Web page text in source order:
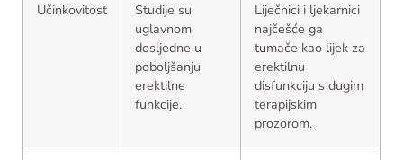
Učinkovitost
Studije su
uglavnom
dosljedne u
poboljšanju
erektilne
funkcije.
Liječnici i ljekarnici
najčešće ga
tumače kao lijek za
erektilnu
disfunkciju s dugim
terapijskim
prozorom.